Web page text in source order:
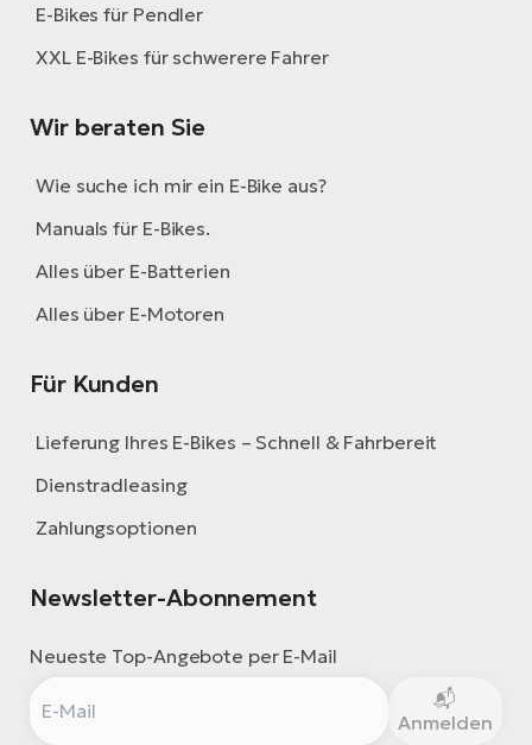
E-Bikes für Pendler
XXL E-Bikes für schwerere Fahrer
Wir beraten Sie
Wie suche ich mir ein E-Bike aus?
Manuals für E-Bikes.
Alles über E-Batterien
Alles über E-Motoren
Für Kunden
Lieferung Ihres E-Bikes – Schnell & Fahrbereit
Dienstradleasing
Zahlungsoptionen
Newsletter-Abonnement
Neueste Top-Angebote per E-Mail
Anmelden